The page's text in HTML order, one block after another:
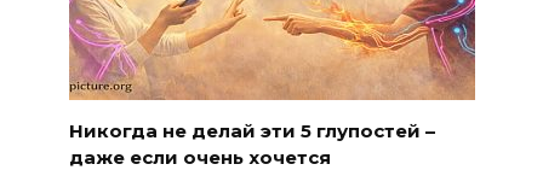
Никогда не делай эти 5 глупостей –
даже если очень хочется